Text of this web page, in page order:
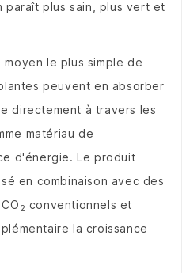
paraît plus sain, plus vert et
le plus simple de
peuvent en absorber
directement à travers les
matériau de
d'énergie. Le produit
en combinaison avec des
2 conventionnels et
la croissance